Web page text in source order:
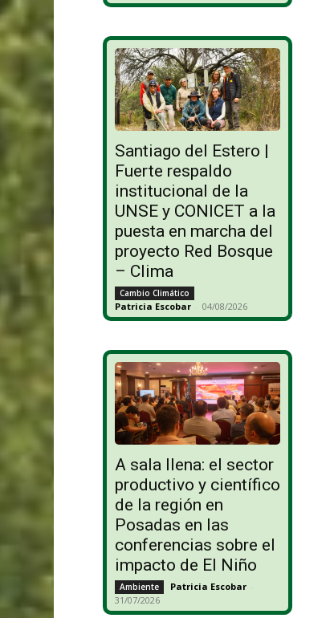
Santiago del Estero |
Fuerte respaldo
institucional de la
UNSE y CONICET a la
puesta en marcha del
proyecto Red Bosque
– Clima
Cambio Climático
Patricia Escobar - 04/08/2026
A sala llena: el sector
productivo y científico
de la región en
Posadas en las
conferencias sobre el
impacto de El Niño
Ambiente Patricia Escobar -
31/07/2026